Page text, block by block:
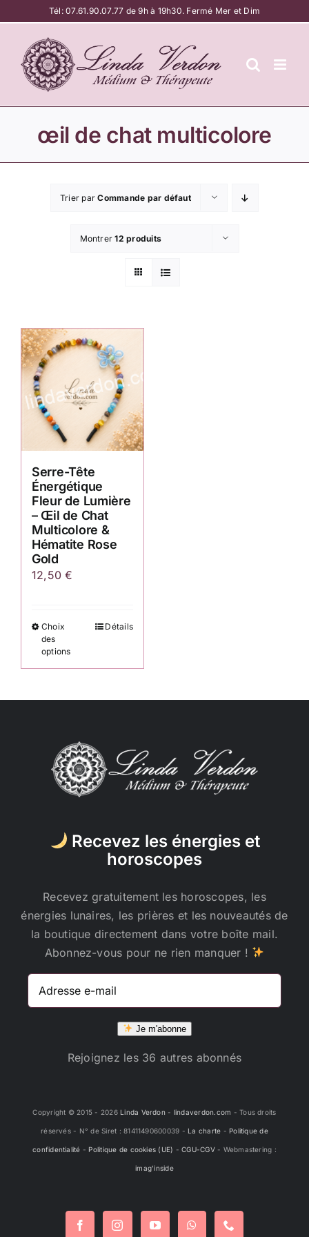
au
contenu
Tél:07.61.90.07.77 de 9h à 19h30. Fermé Mer et Dim
œil de chat multicolore
Trier parCommande par défaut
Montrer12 produits
Serre-Tête
Énergétique
Fleur de Lumière
– Œil de Chat
Multicolore &
Hématite Rose
Gold
12,50€
Choix
des
options
Ce
a
variations.
options
peuvent
être
choisies
la
produit
Détails
Recevez les énergies et
horoscopes
Recevez gratuitement les horoscopes, les
énergies lunaires, les prières et les nouveautés de
la boutique directement dans votre boîte mail.
Abonnez-vous pour ne rien manquer !
Adresse
Je m'abonne
Rejoignez les 36 autres abonnés
Copyright © 2015 - 2026 Linda Verdon- lindaverdon.com - Tous droits
réservés - N° de Siret : 81411490600039 - La charte - Politique de
confidentialité - Politique de cookies (UE) -CGU-CGV- Webmastering :
imag'inside